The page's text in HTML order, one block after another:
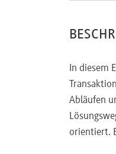
In diesem
Abläufen
orientiert.